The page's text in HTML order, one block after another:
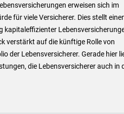
erweisen sich im
für viele Versicherer. Dies stellt
kapitaleffizienter
verstärkt auf die künftige Rolle von
der Lebensversicherer. Gerade hier
die Lebensversicherer auch in